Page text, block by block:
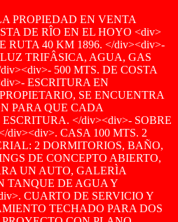
PROPIEDAD EN VENTA
DE RÎO EN EL HOYO <div>
RUTA 40 KM 1896. </div><div>-
TRIFÂSICA, AGUA, GAS
500 MTS. DE COSTA
ESCRITURA EN
SE ENCUENTRA
PARA QUE CADA
</div><div>- SOBRE
div><div>. CASA 100 MTS. 2
2 DORMITORIOS, BAÑO,
DE CONCEPTO ABIERTO,
UN AUTO, GALERÌA
TANQUE DE AGUA Y
CUARTO DE SERVICIO Y
TECHADO PARA DOS